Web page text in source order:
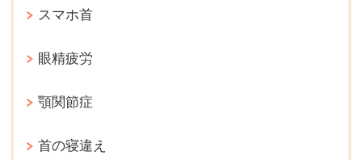
スマホ首
眼精疲労
顎関節症
首の寝違え